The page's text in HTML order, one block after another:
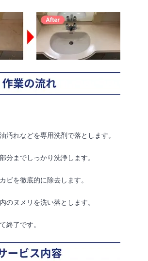
汚れなどを専用洗剤で落とします。
分までしっかり洗浄します。
ビを徹底的に除去します。
のヌメリを洗い落とします。
終了です。